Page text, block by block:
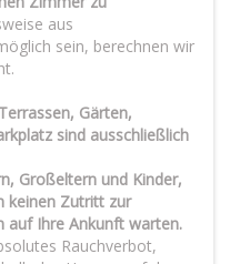
aus
sein, berechnen wir
Gärten,
sind ausschließlich
Großeltern und Kinder,
keinen Zutritt zur
auf Ihre Ankunft warten.
Rauchverbot,